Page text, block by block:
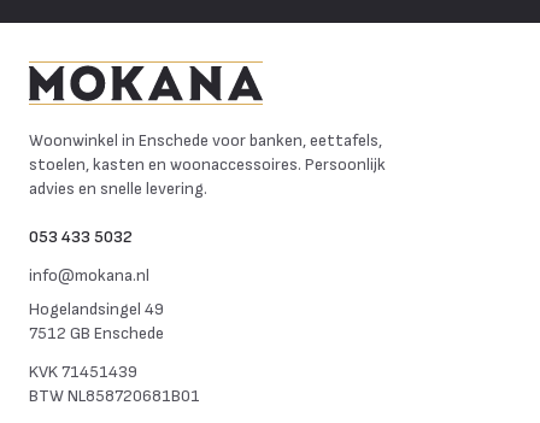
Woonwinkel in Enschede voor banken, eettafels,
stoelen, kasten en woonaccessoires. Persoonlijk
advies en snelle levering.
053 433 5032
info@mokana.nl
Hogelandsingel 49
7512 GB Enschede
KVK71451439
BTWNL858720681B01